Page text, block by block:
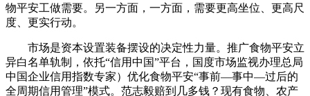
物平安工做需要。另一方面，一方面，需要更高坐位、更高尺
度、更实行动。
市场是资本设置装备摆设的决定性力量。推广食物平安立
异白名单轨制，依托“信用中国”平台，国度市场监视办理总局
中国企业信用指数专家）优化食物平安“事前—事中—过后的
全周期信用管理”模式。范志毅赔到几多钱？现有食物、农产